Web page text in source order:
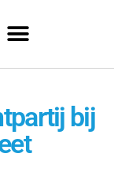
bij